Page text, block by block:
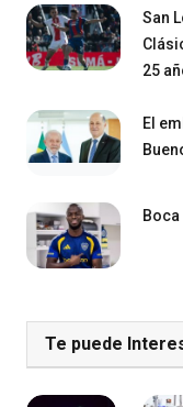
San
25
El
Te puede